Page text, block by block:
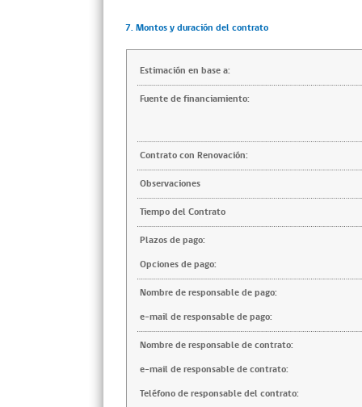
7. Montos y duración del contrato
Estimación en base a:
Fuente de financiamiento:
Contrato con Renovación:
Observaciones
Tiempo del Contrato
Plazos de pago:
Opciones de pago:
Nombre de responsable de pago:
e-mail de responsable de pago:
Nombre de responsable de contrato:
e-mail de responsable de contrato:
Teléfono de responsable del contrato: